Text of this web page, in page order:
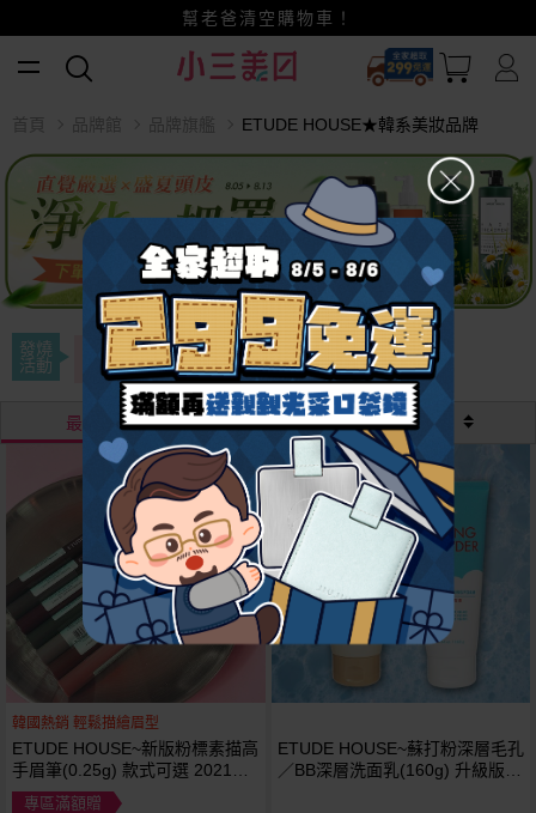
賺美幣~換好禮~立即換GO~
小三美日x全支付~美幣+全點折上折超划算
幫老爸清空購物車！
發燒
活動
專區滿額贈 現賺美幣
最熱銷 最新
首頁 品牌館 品牌旗艦 ETUDE HOUSE★韓系美妝品牌
韓國熱銷 輕鬆描繪眉型
ETUDE HOUSE~新版粉標素描高
手眉筆(0.25g) 款式可選 2021最
新版
專區滿額贈
ETUDE HOUSE~蘇打粉深層毛孔
／BB深層洗面乳(160g) 升級版